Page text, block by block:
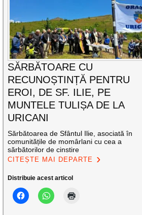
SĂRBĂTOARE CU
RECUNOȘTINȚĂ PENTRU
EROI, DE SF. ILIE, PE
MUNTELE TULIȘA DE LA
URICANI
Sărbătoarea de Sfântul Ilie, asociată în
comunitățile de momârlani cu cea a
sărbătorilor de cinstire
CITEȘTE MAI DEPARTE
Distribuie acest articol